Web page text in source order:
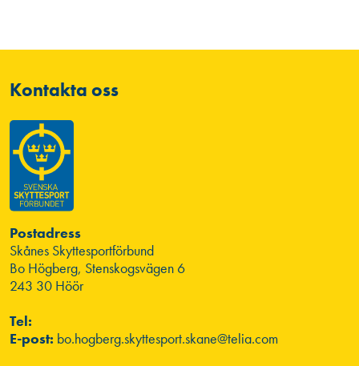
Kontakta oss
Postadress
Skånes Skyttesportförbund
Bo Högberg, Stenskogsvägen 6
243 30 Höör
Tel:
E-post: bo.hogberg.skyttesport.skane@telia.com